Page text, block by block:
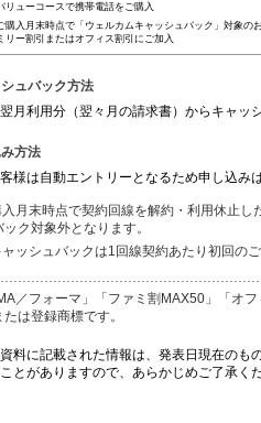
リューコースで携帯電話をご購入
購入月末時点で「ウェルカムキャッシュバック」対象の
リー割引またはオフィス割引にご加入
ュバック方法
月利用分（翌々月の請求書）からキャッ
方法
様は自動エントリーとなるため申し込み
入月末時点で契約回線を解約・利用休止
ック対象外となります。
ッシュバックは1回線契約あたり初回の
／フォーマ」「ファミ割MAX50」「オ
は登録商標です。
料に記載された情報は、発表日現在のも
とがありますので、あらかじめご了承く